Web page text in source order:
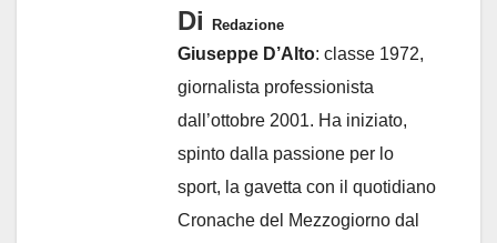
Di Redazione
Giuseppe D’Alto: classe 1972,
giornalista professionista
dall’ottobre 2001. Ha iniziato,
spinto dalla passione per lo
sport, la gavetta con il quotidiano
Cronache del Mezzogiorno dal